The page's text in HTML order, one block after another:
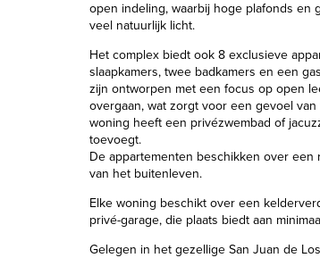
open indeling, waarbij hoge plafonds en
veel natuurlijk licht.
Het complex biedt ook 8 exclusieve
slaapkamers, twee badkamers en een
zijn ontworpen met een focus op open
overgaan, wat zorgt voor een gevoel
woning heeft een privézwembad of
toevoegt.
De appartementen beschikken over
van het buitenleven.
Elke woning beschikt over een
privé-garage, die plaats biedt aan
Gelegen in het gezellige San Juan de